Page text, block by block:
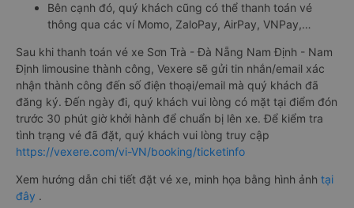
Bên cạnh đó, quý khách cũng có thể thanh toán vé
thông qua các ví Momo, ZaloPay, AirPay, VNPay,…
Sau khi thanh toán vé xe Sơn Trà - Đà Nẵng Nam Định - Nam
Định limousine thành công, Vexere sẽ gửi tin nhắn/email xác
nhận thành công đến số điện thoại/email mà quý khách đã
đăng ký. Đến ngày đi, quý khách vui lòng có mặt tại điểm đón
trước 30 phút giờ khởi hành để chuẩn bị lên xe. Để kiểm tra
tình trạng vé đã đặt, quý khách vui lòng truy cập
https://vexere.com/vi-VN/booking/ticketinfo
Xem hướng dẫn chi tiết đặt vé xe, minh họa bằng hình ảnh tại
đây .